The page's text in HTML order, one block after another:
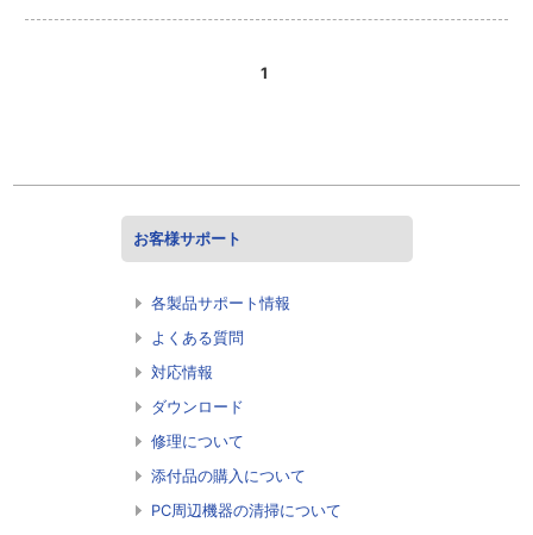
1
お客様サポート
各製品サポート情報
よくある質問
対応情報
ダウンロード
修理について
添付品の購入について
PC周辺機器の清掃について